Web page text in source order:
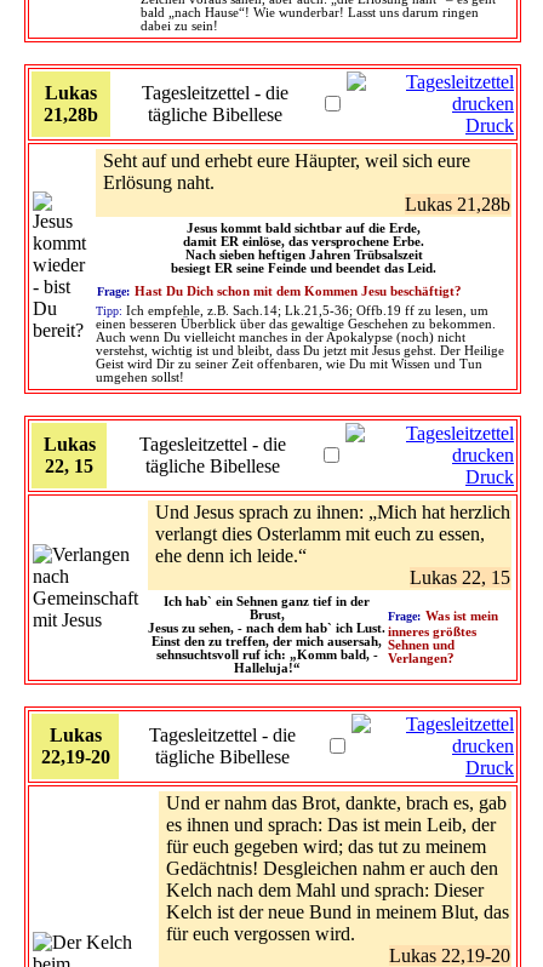
bald „nach Hause“! Wie wunderbar! Lasst uns darum ringen
dabei zu sein!
Lukas
21,28b
Tagesleitzettel - die
tägliche Bibellese
Druck
Seht auf und erhebt eure Häupter, weil sich eure
Erlösung naht.
Lukas 21,28b
Jesus kommt bald sichtbar auf die Erde,
damit ER einlöse, das versprochene Erbe.
Nach sieben heftigen Jahren Trübsalszeit
besiegt ER seine Feinde und beendet das Leid.
Frage: Hast Du Dich schon mit dem Kommen Jesu beschäftigt?
Tipp: Ich empfehle, z.B. Sach.14; Lk.21,5-36; Offb.19 ff zu lesen, um
einen besseren Überblick über das gewaltige Geschehen zu bekommen.
Auch wenn Du vielleicht manches in der Apokalypse (noch) nicht
verstehst, wichtig ist und bleibt, dass Du jetzt mit Jesus gehst. Der Heilige
Geist wird Dir zu seiner Zeit offenbaren, wie Du mit Wissen und Tun
umgehen sollst!
Lukas
22, 15
Tagesleitzettel - die
tägliche Bibellese
Druck
Und Jesus sprach zu ihnen: „Mich hat herzlich
verlangt dies Osterlamm mit euch zu essen,
ehe denn ich leide.“
Lukas 22, 15
Ich hab` ein Sehnen ganz tief in der
Brust,
Jesus zu sehen, - nach dem hab` ich Lust.
Einst den zu treffen, der mich ausersah,
sehnsuchtsvoll ruf ich: „Komm bald, -
Halleluja!“
Frage: Was ist mein
inneres größtes
Sehnen und
Verlangen?
Lukas
22,19-20
Tagesleitzettel - die
tägliche Bibellese
Druck
Und er nahm das Brot, dankte, brach es, gab
es ihnen und sprach: Das ist mein Leib, der
für euch gegeben wird; das tut zu meinem
Gedächtnis! Desgleichen nahm er auch den
Kelch nach dem Mahl und sprach: Dieser
Kelch ist der neue Bund in meinem Blut, das
für euch vergossen wird.
Lukas 22,19-20